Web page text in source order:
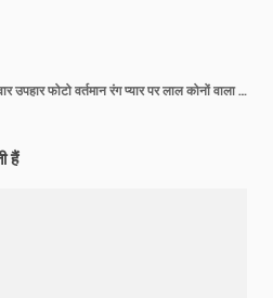
गहरे-भूरे रंग की सतह चित्र परिवार उपहार फोटो वर्तमान रंग प्यार पर लाल कोनों वाला शीर्ष दृश्य सुरुचिपूर्ण चित्र फ़्रेम
हैं